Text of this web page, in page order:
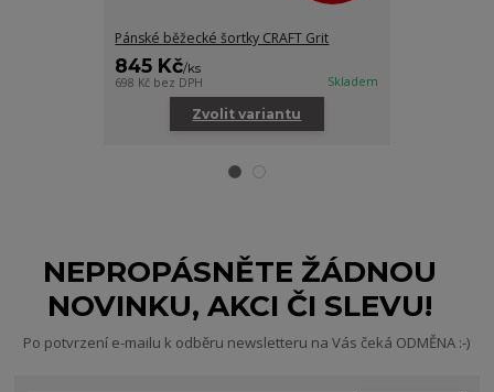
Pánské běžecké šortky CRAFT Grit
845 Kč/ks
698 Kč bez DPH Skladem
Zvolit variantu
NEPROPÁSNĚTE ŽÁDNOU
NOVINKU, AKCI ČI SLEVU!
Po potvrzení e-mailu k odběru newsletteru na Vás čeká ODMĚNA :-)